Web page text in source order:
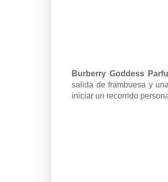
Burberry Goddess
salida de frambuesa y
iniciar un recorrido